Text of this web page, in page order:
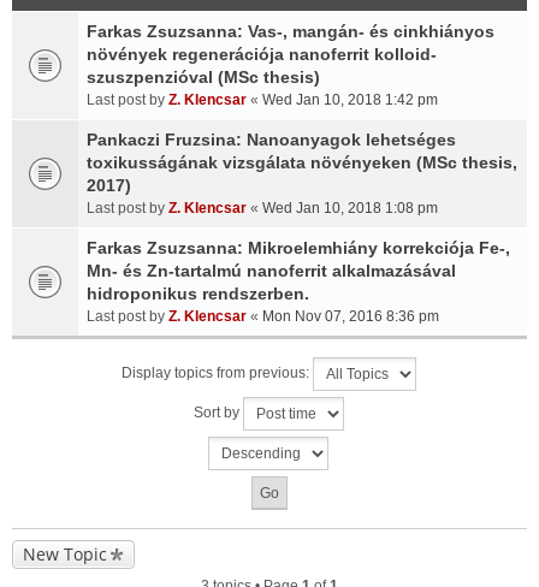
Farkas Zsuzsanna: Vas-, mangán- és cinkhiányos
növények regenerációja nanoferrit kolloid-
szuszpenzióval (MSc thesis)
Last post by Z. Klencsar « Wed Jan 10, 2018 1:42 pm
Pankaczi Fruzsina: Nanoanyagok lehetséges
toxikusságának vizsgálata növényeken (MSc thesis,
2017)
Last post by Z. Klencsar « Wed Jan 10, 2018 1:08 pm
Farkas Zsuzsanna: Mikroelemhiány korrekciója Fe-,
Mn- és Zn-tartalmú nanoferrit alkalmazásával
hidroponikus rendszerben.
Last post by Z. Klencsar « Mon Nov 07, 2016 8:36 pm
Display topics from previous:
Sort by
New Topic